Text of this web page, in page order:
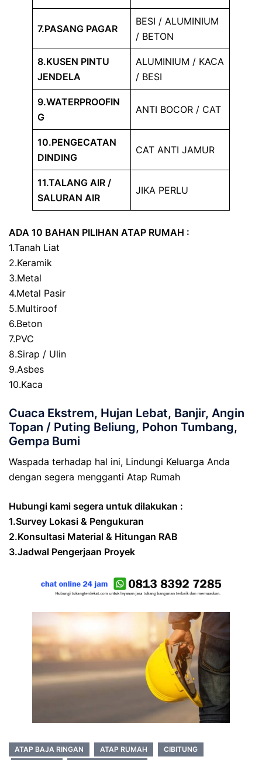
7.PASANG PAGAR
BESI / ALUMINIUM
/ BETON
8.KUSEN PINTU
JENDELA
ALUMINIUM / KACA
/ BESI
9.WATERPROOFIN
G
ANTI BOCOR / CAT
10.PENGECATAN
DINDING
CAT ANTI JAMUR
11.TALANG AIR /
SALURAN AIR
JIKA PERLU
ADA 10 BAHAN PILIHAN ATAP RUMAH :
1.Tanah Liat
2.Keramik
3.Metal
4.Metal Pasir
5.Multiroof
6.Beton
7.PVC
8.Sirap / Ulin
9.Asbes
10.Kaca
Cuaca Ekstrem, Hujan Lebat, Banjir, Angin
Topan / Puting Beliung, Pohon Tumbang,
Gempa Bumi
Waspada terhadap hal ini, Lindungi Keluarga Anda
dengan segera mengganti Atap Rumah
Hubungi kami segera untuk dilakukan :
1.Survey Lokasi & Pengukuran
2.Konsultasi Material & Hitungan RAB
3.Jadwal Pengerjaan Proyek
ATAP BAJA RINGAN ATAP RUMAH
CIBITUNG